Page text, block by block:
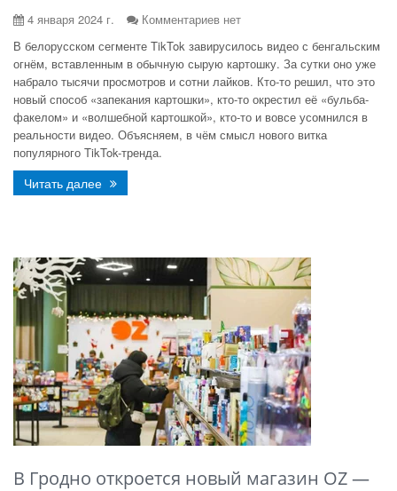
4 января 2024 г.
Комментариев нет
В белорусском сегменте TikTok завирусилось видео с бенгальским
огнём, вставленным в обычную сырую картошку. За сутки оно уже
набрало тысячи просмотров и сотни лайков. Кто-то решил, что это
новый способ «запекания картошки», кто-то окрестил её «бульба-
факелом» и «волшебной картошкой», кто-то и вовсе усомнился в
реальности видео. Объясняем, в чём смысл нового витка
популярного TikTok-тренда.
Читать далее
В Гродно откроется новый магазин OZ —